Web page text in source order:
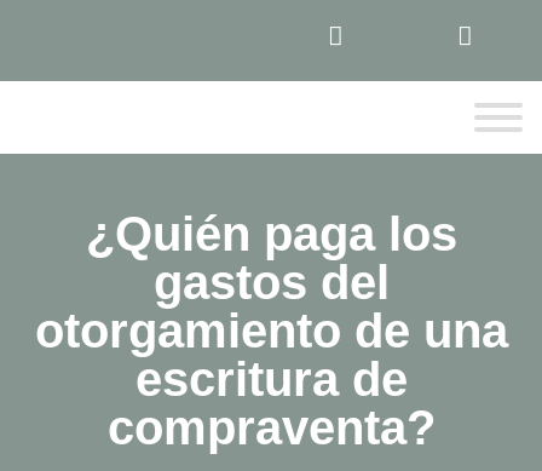
¿Quién paga los
gastos del
otorgamiento de una
escritura de
compraventa?